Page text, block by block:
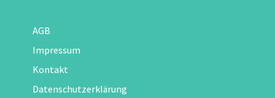
AGB
Impressum
Kontakt
Datenschutzerklärung